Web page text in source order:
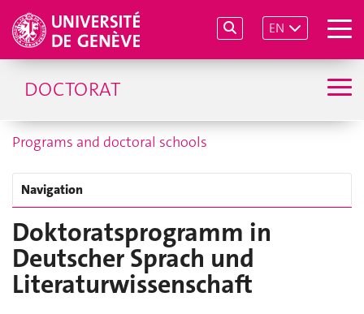
EN
DOCTORAT
Programs and doctoral schools
Navigation
Doktoratsprogramm in
Deutscher Sprach und
Literaturwissenschaft